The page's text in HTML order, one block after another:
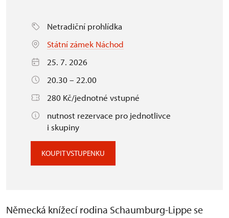
Netradiční prohlídka
Státní zámek Náchod
25. 7. 2026
20.30 – 22.00
280 Kč/jednotné vstupné
nutnost rezervace pro jednotlivce
i skupiny
KOUPIT VSTUPENKU
Německá knížecí rodina Schaumburg-Lippe se